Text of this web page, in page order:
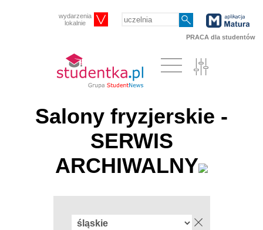
wydarzenia
lokalnie
PRACA dla studentów
Salony fryzjerskie -
SERWIS
ARCHIWALNY